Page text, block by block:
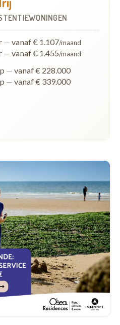
— vanaf € 1.107/maand
— vanaf € 1.455/maand
— vanaf € 228.000
— vanaf € 339.000